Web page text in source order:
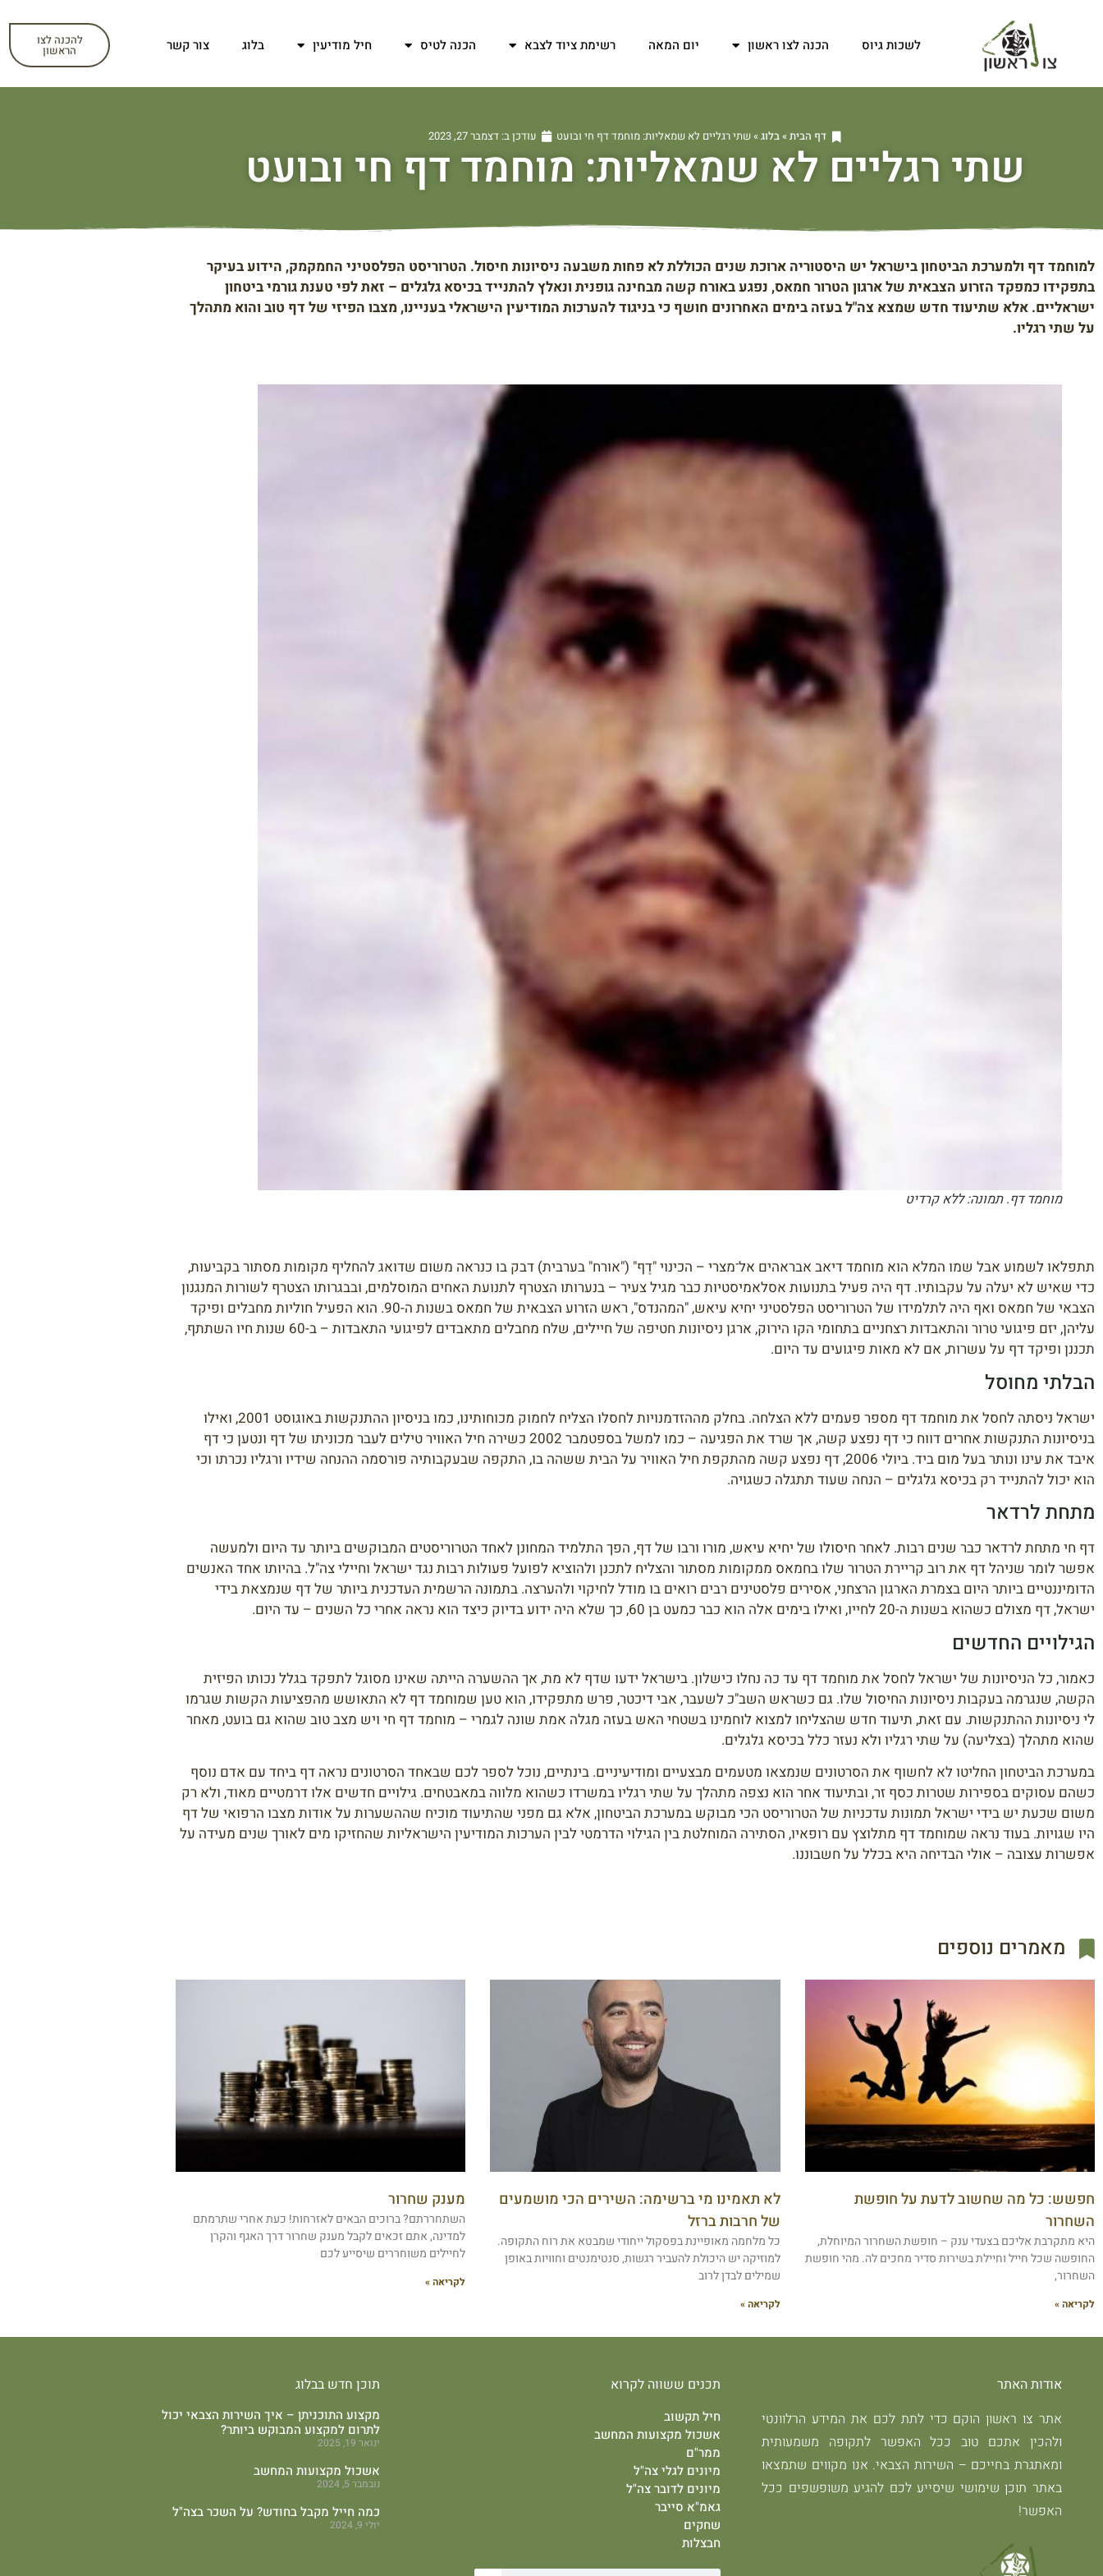
לשכות גיוס הכנה לצו ראשון יום המאה רשימת ציוד לצבא הכנה לטיס חיל מודיעין בלוג צור קשר להכנה לצו
הראשון
דף הבית»בלוג»שתי רגליים לא שמאליות: מוחמד דף חי ובועט עודכן ב: דצמבר 27, 2023
שתי רגליים לא שמאליות: מוחמד דף חי ובועט
למוחמד דף ולמערכת הביטחון בישראל יש היסטוריה ארוכת שנים הכוללת לא פחות משבעה ניסיונות חיסול. הטרוריסט הפלסטיני החמקמק, הידוע בעיקר
בתפקידו כמפקד הזרוע הצבאית של ארגון הטרור חמאס, נפגע באורח קשה מבחינה גופנית ונאלץ להתנייד בכיסא גלגלים – זאת לפי טענת גורמי ביטחון
ישראליים. אלא שתיעוד חדש שמצא צה"ל בעזה בימים האחרונים חושף כי בניגוד להערכות המודיעין הישראלי בעניינו, מצבו הפיזי של דף טוב והוא מתהלך
על שתי רגליו.
מוחמד דף. תמונה: ללא קרדיט
תתפלאו לשמוע אבל שמו המלא הוא מוחמד דיאב אבראהים אל־מצרי – הכינוי "­דֶף" ("אורח" בערבית) דבק בו כנראה משום שדואג להחליף מקומות מסתור בקביעות,
כדי שאיש לא יעלה על עקבותיו. דף היה פעיל בתנועות אסלאמיסטיות כבר מגיל צעיר – בנערותו הצטרף לתנועת האחים המוסלמים, ובבגרותו הצטרף לשורות המנגנון
הצבאי של חמאס ואף היה לתלמידו של הטרוריסט הפלסטיני יחיא עיאש, "המהנדס", ראש הזרוע הצבאית של חמאס בשנות ה-90. הוא הפעיל חוליות מחבלים ופיקד
עליהן, יזם פיגועי טרור והתאבדות רצחניים בתחומי הקו הירוק, ארגן ניסיונות חטיפה של חיילים, שלח מחבלים מתאבדים לפיגועי התאבדות – ב-60 שנות חיו השתתף,
תכננן ופיקד דף על עשרות, אם לא מאות פיגועים עד היום.
הבלתי מחוסל
ישראל ניסתה לחסל את מוחמד דף מספר פעמים ללא הצלחה. בחלק מההזדמנויות לחסלו הצליח לחמוק מכוחותינו, כמו בניסיון ההתנקשות באוגוסט 2001, ואילו
בניסיונות התנקשות אחרים דווח כי דף נפצע קשה, אך שרד את הפגיעה – כמו למשל בספטמבר 2002 כשירה חיל האוויר טילים לעבר מכוניתו של דף ונטען כי דף
איבד את עינו ונותר בעל מום ביד. ביולי 2006, דף נפצע קשה מהתקפת חיל האוויר על הבית ששהה בו, התקפה שבעקבותיה פורסמה ההנחה שידיו ורגליו נכרתו וכי
הוא יכול להתנייד רק בכיסא גלגלים – הנחה שעוד תתגלה כשגויה.
מתחת לרדאר
דף חי מתחת לרדאר כבר שנים רבות. לאחר חיסולו של יחיא עיאש, מורו ורבו של דף, הפך התלמיד המחונן לאחד הטרוריסטים המבוקשים ביותר עד היום ולמעשה
אפשר לומר שניהל דף את רוב קריירת הטרור שלו בחמאס ממקומות מסתור והצליח לתכנן ולהוציא לפועל פעולות רבות נגד ישראל וחיילי צה"ל. בהיותו אחד האנשים
הדומיננטיים ביותר היום בצמרת הארגון הרצחני, אסירים פלסטינים רבים רואים בו מודל לחיקוי ולהערצה. בתמונה הרשמית העדכנית ביותר של דף שנמצאת בידי
ישראל, דף מצולם כשהוא בשנות ה-20 לחייו, ואילו בימים אלה הוא כבר כמעט בן 60, כך שלא היה ידוע בדיוק כיצד הוא נראה אחרי כל השנים – עד היום.
הגילויים החדשים
כאמור, כל הניסיונות של ישראל לחסל את מוחמד דף עד כה נחלו כישלון. בישראל ידעו שדף לא מת, אך ההשערה הייתה שאינו מסוגל לתפקד בגלל נכותו הפיזית
הקשה, שנגרמה בעקבות ניסיונות החיסול שלו. גם כשראש השב"כ לשעבר, אבי דיכטר, פרש מתפקידו, הוא טען שמוחמד דף לא התאושש מהפציעות הקשות שגרמו
לי ניסיונות ההתנקשות. עם זאת, תיעוד חדש שהצליחו למצוא לוחמינו בשטחי האש בעזה מגלה אמת שונה לגמרי – מוחמד דף חי ויש מצב טוב שהוא גם בועט, מאחר
שהוא מתהלך (בצליעה) על שתי רגליו ולא נעזר כלל בכיסא גלגלים.
במערכת הביטחון החליטו לא לחשוף את הסרטונים שנמצאו מטעמים מבצעיים ומודיעיניים. בינתיים, נוכל לספר לכם שבאחד הסרטונים נראה דף ביחד עם אדם נוסף
כשהם עסוקים בספירות שטרות כסף זר, ובתיעוד אחר הוא נצפה מתהלך על שתי רגליו במשרדו כשהוא מלווה במאבטחים. גילויים חדשים אלו דרמטיים מאוד, ולא רק
משום שכעת יש בידי ישראל תמונות עדכניות של הטרוריסט הכי מבוקש במערכת הביטחון, אלא גם מפני שהתיעוד מוכיח שההשערות על אודות מצבו הרפואי של דף
היו שגויות. בעוד נראה שמוחמד דף מתלוצץ עם רופאיו, הסתירה המוחלטת בין הגילוי הדרמטי לבין הערכות המודיעין הישראליות שהחזיקו מים לאורך שנים מעידה על
אפשרות עצובה – אולי הבדיחה היא בכלל על חשבוננו.
מאמרים נוספים
חפשש: כל מה שחשוב לדעת על חופשת
השחרור
היא מתקרבת אליכם בצעדי ענק – חופשת השחרור המיוחלת,
החופשה שכל חייל וחיילת בשירות סדיר מחכים לה. מהי חופשת
השחרור,
לקריאה »
לא תאמינו מי ברשימה: השירים הכי מושמעים
של חרבות ברזל
כל מלחמה מאופיינת בפסקול ייחודי שמבטא את רוח התקופה.
למוזיקה יש היכולת להעביר רגשות, סנטימנטים וחוויות באופן
שמילים לבדן לרוב
לקריאה »
מענק שחרור
השתחררתם? ברוכים הבאים לאזרחות! כעת אחרי שתרמתם
למדינה, אתם זכאים לקבל מענק שחרור דרך האגף והקרן
לחיילים משוחררים שיסייע לכם
לקריאה »
אודות האתר
אתר צו ראשון הוקם כדי לתת לכם את המידע הרלוונטי
ולהכין אתכם טוב ככל האפשר לתקופה משמעותית
ומאתגרת בחייכם – השירות הצבאי. אנו מקווים שתמצאו
באתר תוכן שימושי שיסייע לכם להגיע משופשפים ככל
האפשר!
תכנים ששווה לקרוא
חיל תקשוב
אשכול מקצועות המחשב
ממר"ם
מיונים לגלי צה"ל
מיונים לדובר צה"ל
גאמ"א סייבר
שחקים
חבצלות
תוכן חדש בבלוג
מקצוע התוכניתן – איך השירות הצבאי יכול
לתרום למקצוע המבוקש ביותר?
ינואר 19, 2025
אשכול מקצועות המחשב
נובמבר 5, 2024
כמה חייל מקבל בחודש? על השכר בצה"ל
יולי 9, 2024